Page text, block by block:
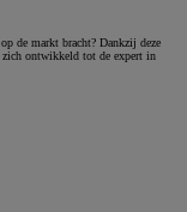
de markt bracht? Dankzij deze
zich ontwikkeld tot de expert in